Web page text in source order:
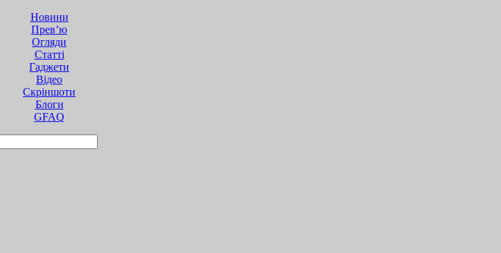
Новини
Прев’ю
Огляди
Статті
Гаджети
Відео
Cкріншоти
Блоги
GFAQ